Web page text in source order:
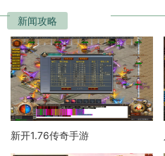
新闻攻略
新开1.76传奇手游